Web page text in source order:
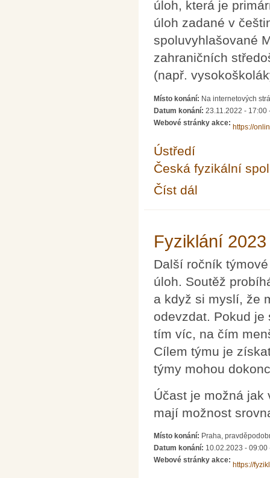
úloh, která je
úloh zadané v
spoluvyhlašované
zahraničních
(např.
Místo konání: Na internetových
Datum konání: 23.11.2022 - 17:00
Webové stránky akce:
https://
Ústředí
Česká fyzikální
Číst dál
Fyziklání
Další ročník
úloh. Soutěž
a když si myslí, že
odevzdat. Pokud
tím víc, na čím
Cílem týmu je
týmy mohou
Účast je možná
mají možnost
Místo konání: Praha,
Datum konání: 10.02.2023 - 09:00
Webové stránky akce:
https://